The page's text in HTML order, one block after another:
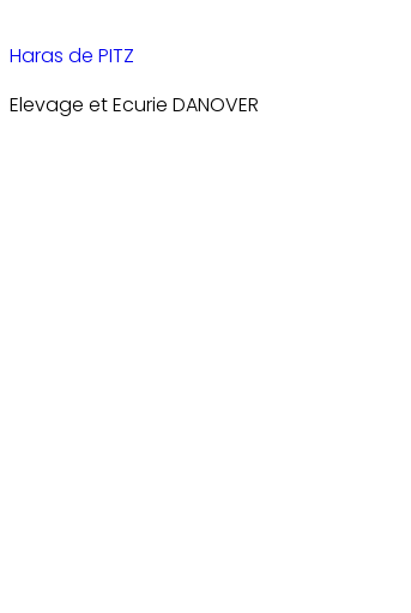
Haras de PITZ
Elevage et Ecurie DANOVER